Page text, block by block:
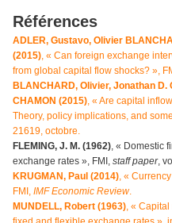
Références
ADLER, Gustavo, Olivier
(2015), « Can foreign exchange
from global capital flow shocks? »,
BLANCHARD, Olivier, Jonathan D.
CHAMON (2015), « Are capital
Theory, policy implications, and
21619, octobre.
FLEMING, J. M. (1962), « Domestic
exchange rates », FMI, staff paper,
KRUGMAN, Paul (2014), «
FMI, IMF Economic Review.
MUNDELL, Robert (1963), «